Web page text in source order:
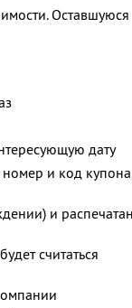
Оставшуюся
дату
номер и код
и
считаться